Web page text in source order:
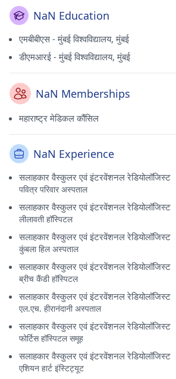
NaN Education
एमबीबीएस - मुंबई विश्वविद्यालय, मुंबई
डीएमआरई - मुंबई विश्वविद्यालय, मुंबई
NaN Memberships
महाराष्ट्र मेडिकल कौंसिल
NaN Experience
सलाहकार वैस्कुलर एवं इंटरवेंशनल रेडियोलॉजिस्ट
पवित्र परिवार अस्पताल
सलाहकार वैस्कुलर एवं इंटरवेंशनल रेडियोलॉजिस्ट
लीलावती हॉस्पिटल
सलाहकार वैस्कुलर एवं इंटरवेंशनल रेडियोलॉजिस्ट
कुंबला हिल अस्पताल
सलाहकार वैस्कुलर एवं इंटरवेंशनल रेडियोलॉजिस्ट
ब्रीच कैंडी हॉस्पिटल
सलाहकार वैस्कुलर एवं इंटरवेंशनल रेडियोलॉजिस्ट
एल.एच. हीरानंदानी अस्पताल
सलाहकार वैस्कुलर एवं इंटरवेंशनल रेडियोलॉजिस्ट
फोर्टिस हॉस्पिटल समूह
सलाहकार वैस्कुलर एवं इंटरवेंशनल रेडियोलॉजिस्ट
एशियन हार्ट इंस्टिट्यूट